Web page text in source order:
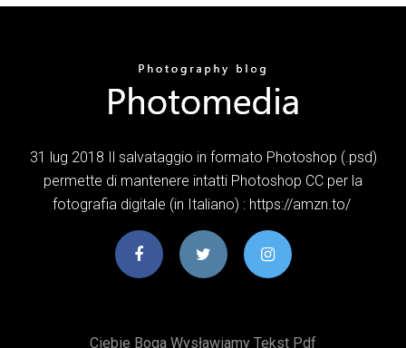
31 lug 2018 Il salvataggio in formato Photoshop (.psd)
permette di mantenere intatti Photoshop CC per la
fotografia digitale (in Italiano) : https://amzn.to/
Ciebie Boga Wysławiamy Tekst Pdf